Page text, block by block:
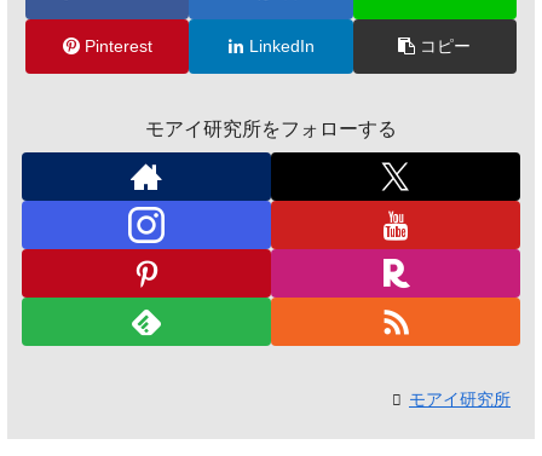
Pinterest LinkedIn コピー
モアイ研究所をフォローする
モアイ研究所